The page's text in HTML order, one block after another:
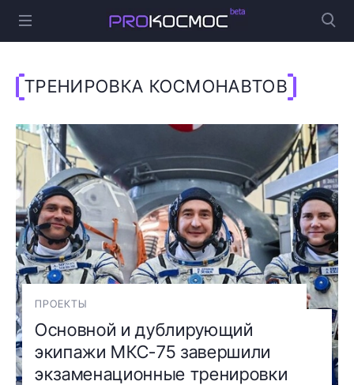
ТРЕНИРОВКА КОСМОНАВТОВ
ПРОЕКТЫ
Основной и дублирующий
экипажи МКС-75 завершили
экзаменационные тренировки